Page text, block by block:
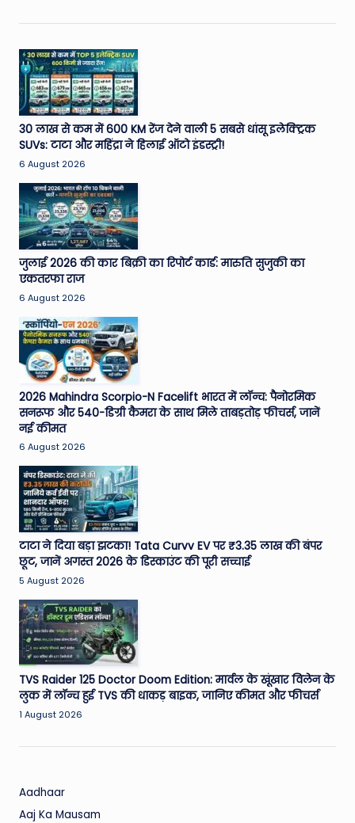
30 लाख से कम में 600 KM रेंज देने वाली 5 सबसे धांसू इलेक्ट्रिक
SUVs: टाटा और महिंद्रा ने हिलाई ऑटो इंडस्ट्री!
6 August 2026
जुलाई 2026 की कार बिक्री का रिपोर्ट कार्ड: मारुति सुजुकी का
एकतरफा राज
6 August 2026
2026 Mahindra Scorpio-N Facelift भारत में लॉन्च: पैनोरमिक
सनरूफ और 540-डिग्री कैमरा के साथ मिले ताबड़तोड़ फीचर्स, जानें
नई कीमत
6 August 2026
टाटा ने दिया बड़ा झटका! Tata Curvv EV पर ₹3.35 लाख की बंपर
छूट, जानें अगस्त 2026 के डिस्काउंट की पूरी सच्चाई
5 August 2026
TVS Raider 125 Doctor Doom Edition: मार्वल के खूंखार विलेन के
लुक में लॉन्च हुई TVS की धाकड़ बाइक, जानिए कीमत और फीचर्स
1 August 2026
Aadhaar
Aaj Ka Mausam